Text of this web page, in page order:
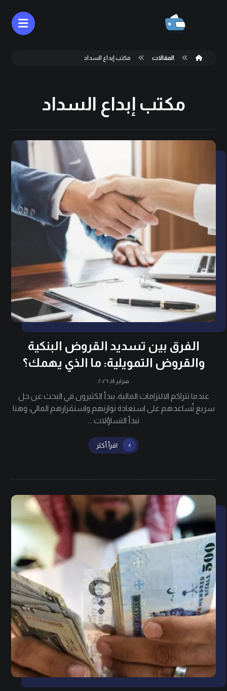
المقالات مكتب إبداع السداد
مكتب إبداع السداد
الفرق بين تسديد القروض البنكية
والقروض التمويلية: ما الذي يهمك؟
فبراير ١٨, ٢٠٢٦
عندما تتراكم الالتزامات المالية، يبدأ الكثيرون في البحث عن حل
سريع تُساعدهم على استعادة توازنهم واستقرارهم المالي، وهنا
تبدأ التساؤلات ...
اقرأ أكثر